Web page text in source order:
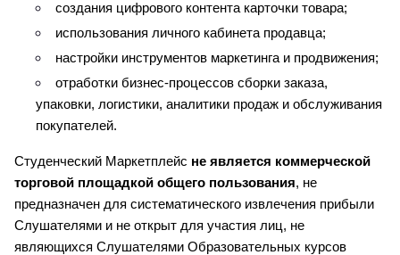
создания цифрового контента карточки товара;
использования личного кабинета продавца;
настройки инструментов маркетинга и продвижения;
отработки бизнес-процессов сборки заказа,
упаковки, логистики, аналитики продаж и обслуживания
покупателей.
Студенческий Маркетплейс не является коммерческой
торговой площадкой общего пользования, не
предназначен для систематического извлечения прибыли
Слушателями и не открыт для участия лиц, не
являющихся Слушателями Образовательных курсов